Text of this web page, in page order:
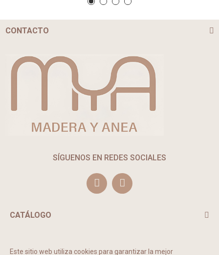
CONTACTO
SÍGUENOS EN REDES SOCIALES
CATÁLOGO
Este sitio web utiliza cookies para garantizar la mejor